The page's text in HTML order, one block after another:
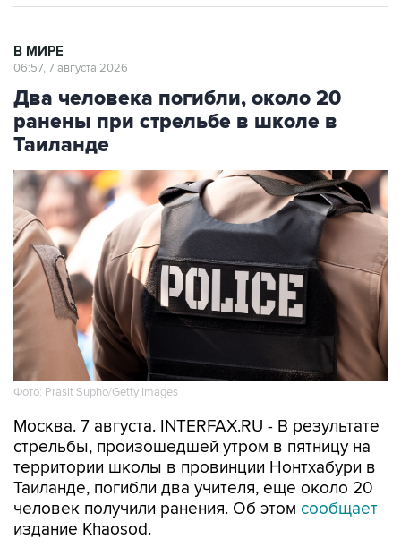
В МИРЕ
06:57, 7 августа 2026
Два человека погибли, около 20
ранены при стрельбе в школе в
Таиланде
Фото: Prasit Supho/Getty Images
Москва. 7 августа. INTERFAX.RU - В результате
стрельбы, произошедшей утром в пятницу на
территории школы в провинции Нонтхабури в
Таиланде, погибли два учителя, еще около 20
человек получили ранения. Об этом сообщает
издание Khaosod.